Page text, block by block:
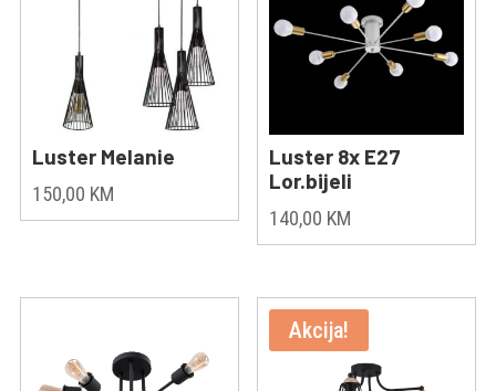
Luster Melanie
150,00 KM
Luster 8x E27
Lor.bijeli
140,00 KM
Akcija!